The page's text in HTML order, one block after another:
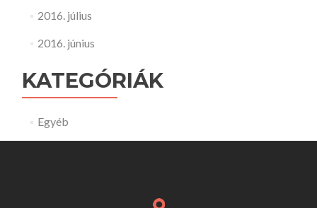
2016. július
2016. június
KATEGÓRIÁK
Egyéb